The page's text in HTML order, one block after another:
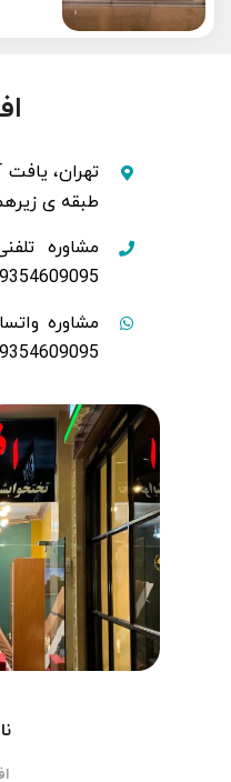
تهران، یافت
طبقه ی
مشاوره
مشاوره